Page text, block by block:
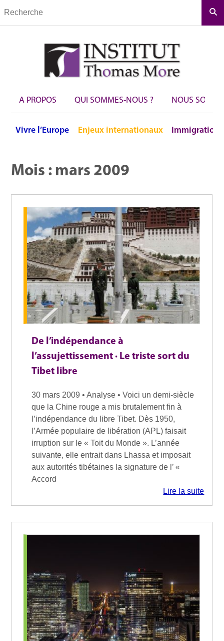
A PROPOS QUI SOMMES-NOUS ? NOUS
Vivre l’Europe Enjeux internationaux Immigration
Mois : mars 2009
De l’indépendance à
l’assujettissement · Le triste sort du
Tibet libre
30 mars 2009 • Analyse • Voici un demi-siècle
que la Chine rouge a mis brutalement fin à
l’indépendance du libre Tibet. Dès 1950,
l’Armée populaire de libération (APL) faisait
irruption sur le « Toit du Monde ». L’année
suivante, elle entrait dans Lhassa et imposait
aux autorités tibétaines la signature de l’ «
Accord
Lire la suite